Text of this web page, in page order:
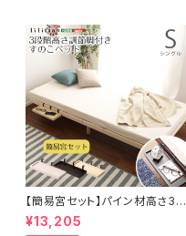
【簡易宮セット】パイン材高さ3段
階調整脚付きすのこベッド（シン
グル）【Lilitta-リリッタ-】
¥13,205